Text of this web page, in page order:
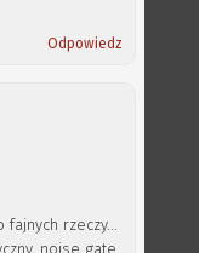
Odpowiedz
rzeczy...
noise gate